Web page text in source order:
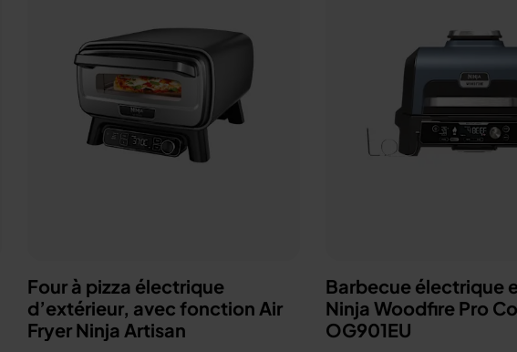
Four à pizza électrique
d’extérieur, avec fonction Air
Fryer Ninja Artisan
Barbecue électrique
Ninja Woodfire Pro
OG901EU